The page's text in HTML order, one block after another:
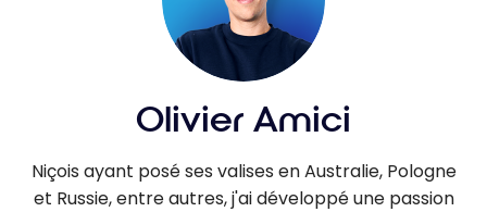
Olivier Amici
Niçois ayant posé ses valises en Australie, Pologne
et Russie, entre autres, j'ai développé une passion